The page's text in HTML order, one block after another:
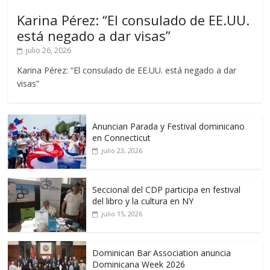
Karina Pérez: “El consulado de EE.UU.
está negado a dar visas”
julio 26, 2026
Karina Pérez: “El consulado de EE.UU. está negado a dar
visas”
Anuncian Parada y Festival dominicano
en Connecticut
julio 23, 2026
Seccional del CDP participa en festival
del libro y la cultura en NY
julio 15, 2026
Dominican Bar Association anuncia
Dominicana Week 2026